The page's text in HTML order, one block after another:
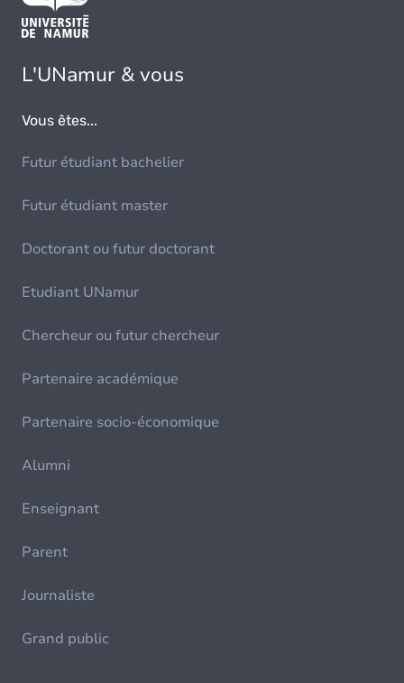
L'UNamur & vous
Vous êtes...
Futur étudiant bachelier
Futur étudiant master
Doctorant ou futur doctorant
Etudiant UNamur
Chercheur ou futur chercheur
Partenaire académique
Partenaire socio-économique
Alumni
Enseignant
Parent
Journaliste
Grand public